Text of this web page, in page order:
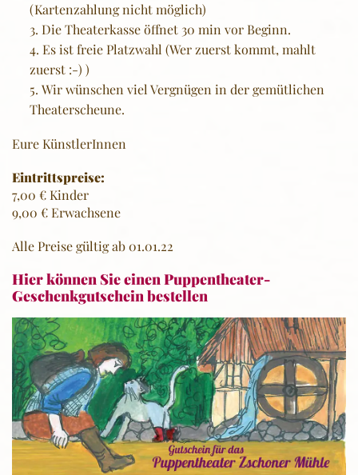
(Kartenzahlung nicht möglich)
Die Theaterkasse öffnet 30 min vor Beginn.
Es ist freie Platzwahl (Wer zuerst kommt, mahlt
zuerst :-) )
Wir wünschen viel Vergnügen in der gemütlichen
Theaterscheune.
Eure KünstlerInnen
Eintrittspreise:
7,00 € Kinder
9,00 € Erwachsene
Alle Preise gültig ab 01.01.22
Hier können Sie einen Puppentheater-
Geschenkgutschein bestellen